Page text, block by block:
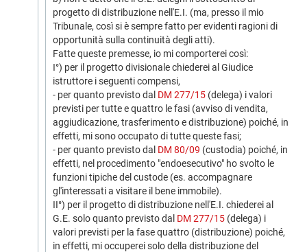
progetto di distribuzione nell'E.I. (ma, presso il mio
Tribunale, così si è sempre fatto per evidenti ragioni di
opportunità sulla continuità degli atti).
Fatte queste premesse, io mi comporterei così:
I°) per il progetto divisionale chiederei al Giudice
istruttore i seguenti compensi,
- per quanto previsto dal DM 277/15 (delega) i valori
previsti per tutte e quattro le fasi (avviso di vendita,
aggiudicazione, trasferimento e distribuzione) poiché, in
effetti, mi sono occupato di tutte queste fasi;
- per quanto previsto dal DM 80/09 (custodia) poiché, in
effetti, nel procedimento "endoesecutivo" ho svolto le
funzioni tipiche del custode (es. accompagnare
gl'interessati a visitare il bene immobile).
II°) per il progetto di distribuzione nell'E.I. chiederei al
G.E. solo quanto previsto dal DM 277/15 (delega) i
valori previsti per la fase quattro (distribuzione) poiché,
in effetti, mi occuperei solo della distribuzione del